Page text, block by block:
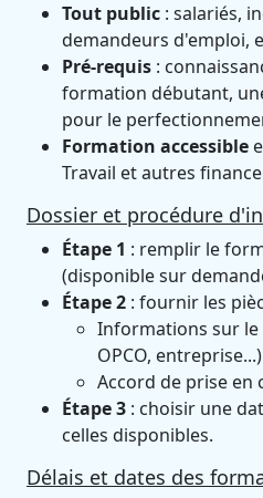
Tout public : salariés,
demandeurs d'emploi,
Pré-requis :
formation débutant,
pour le
Formation accessible
Travail et autres
Dossier et procédure
Étape 1 : remplir le
(disponible sur
Étape 2 : fournir les
Informations sur le
OPCO,
Accord de prise en
Étape 3 : choisir une
celles disponibles.
Délais et dates des